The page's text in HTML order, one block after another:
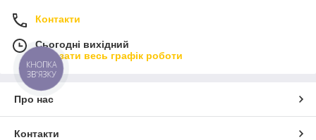
Контакти
Сьогодні вихідний
Показати весь графік роботи
Про нас
Контакти
КНОПКА
ЗВ'ЯЗКУ